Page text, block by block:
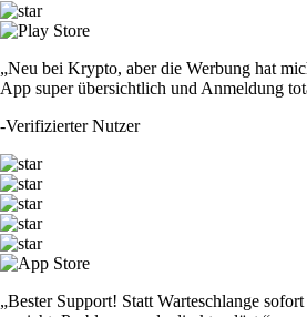
„Neu bei Krypto, aber die Werbung hat
App super übersichtlich und Anmeldung
-Verifizierter Nutzer
„Bester Support! Statt Warteschlange